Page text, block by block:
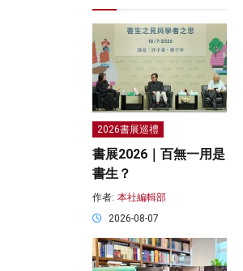
2026書展巡禮
書展2026｜百無一用是
書生？
作者: 本社編輯部
2026-08-07